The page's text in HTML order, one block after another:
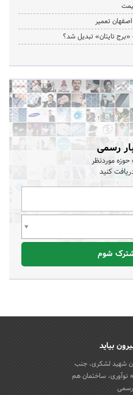
«برج تایتان» تبدیل شد؟
رسمی
حوزه موردنظر
کنید
شوم
بیاید
شهید لشکری، جنب
نوآوری، ساختمان هم